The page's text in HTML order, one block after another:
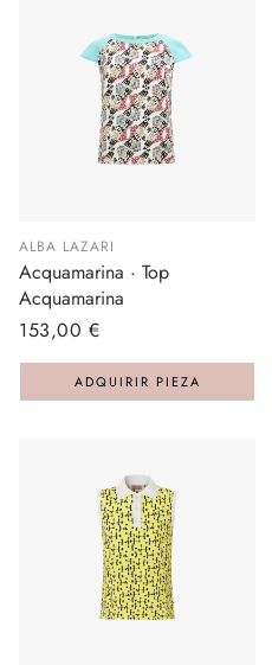
ALBA LAZARI
Acquamarina · Top
Acquamarina
Precio
regular
153,00 €
ADQUIRIR PIEZA